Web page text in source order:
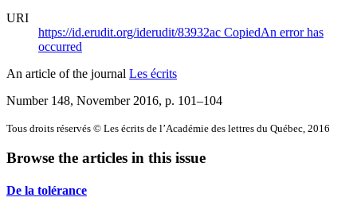
URI
https://id.erudit.org/iderudit/83932ac CopiedAn error has
occurred
An article of the journal Les écrits
Number 148, November 2016, p. 101–104
Tous droits réservés © Les écrits de l’Académie des lettres du Québec, 2016
Browse the articles in this issue
De la tolérance